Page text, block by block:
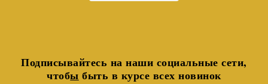
Подписывайтесь на наши социальные сети,
чтобы быть в курсе всех новинок